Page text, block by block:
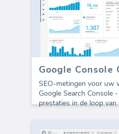
Google Console
SEO-metingen voor uw
Google Search Console
prestaties in de loop van